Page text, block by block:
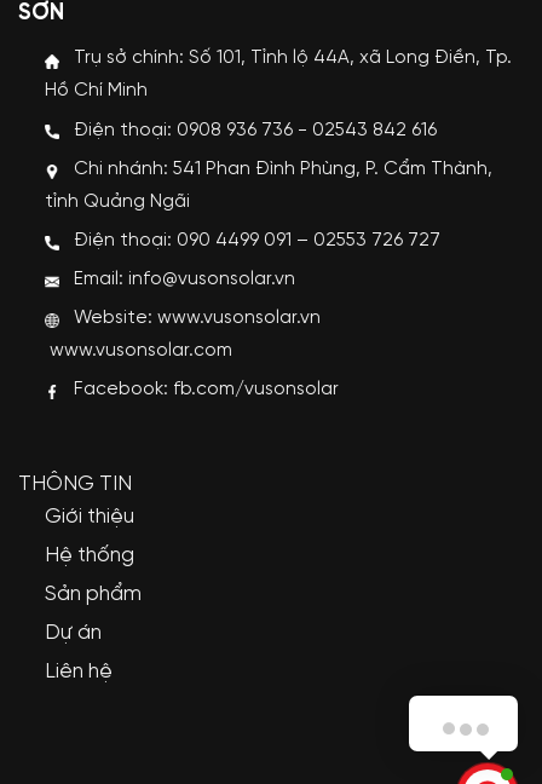
SƠN
Trụ sở chính: Số 101, Tỉnh lộ 44A, xã Long Điền, Tp.
Hồ Chí Minh
Điện thoại: 0908 936 736 - 02543 842 616
Chi nhánh: 541 Phan Đình Phùng, P. Cẩm Thành,
tỉnh Quảng Ngãi
Điện thoại: 090 4499 091 – 02553 726 727
Email: info@vusonsolar.vn
Website:www.vusonsolar.vn
www.vusonsolar.com
Facebook: fb.com/vusonsolar
THÔNG TIN
Giới thiệu
Hệ thống
Sản phẩm
Dự án
Liên hệ
Vũ Sơn Solar xin chào Quý khách!